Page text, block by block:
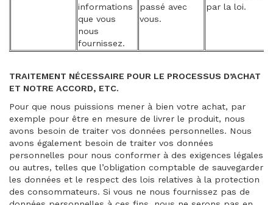
informations
que vous
nous
fournissez.
passé avec
vous.
par la loi.
TRAITEMENT NÉCESSAIRE POUR LE PROCESSUS D’ACHAT
ET NOTRE ACCORD, ETC.
Pour que nous puissions mener à bien votre achat, par
exemple pour être en mesure de livrer le produit, nous
avons besoin de traiter vos données personnelles. Nous
avons également besoin de traiter vos données
personnelles pour nous conformer à des exigences légales
ou autres, telles que l’obligation comptable de sauvegarder
les données et le respect des lois relatives à la protection
des consommateurs. Si vous ne nous fournissez pas de